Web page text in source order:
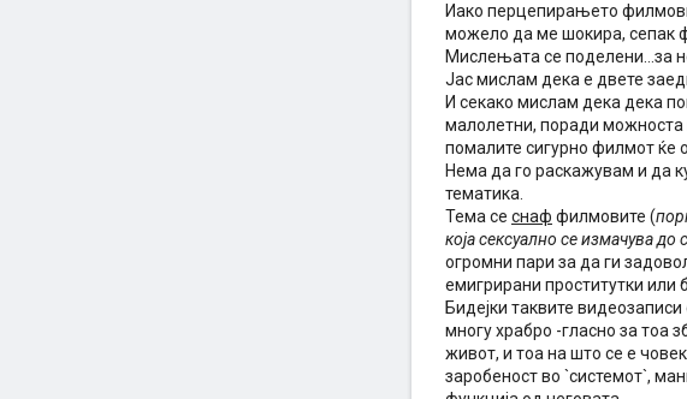
Иако перцепирањето
можело да ме шокира, сепак
Мислењата се поделени...за
Јас мислам дека е двете
И секако мислам дека дека
малолетни, поради можноста
помалите сигурно филмот ќе
Нема да го раскажувам и да
тематика.
Тема се снаф филмовите (
која сексуално се измачува до
огромни пари за да ги
емигрирани проститутки или
Бидејки таквите
многу храбро -гласно за тоа
живот, и тоа на што се е
заробеност во `системот`,